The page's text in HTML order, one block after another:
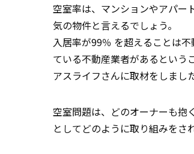
空室率は、マンションやアパー
気の物件と言えるでしょう。
入居率が99％ を超えることは
ている不動産業者があるとい
アスライフさんに取材をしました
空室問題は、どのオーナーも抱
としてどのように取り組みをさ